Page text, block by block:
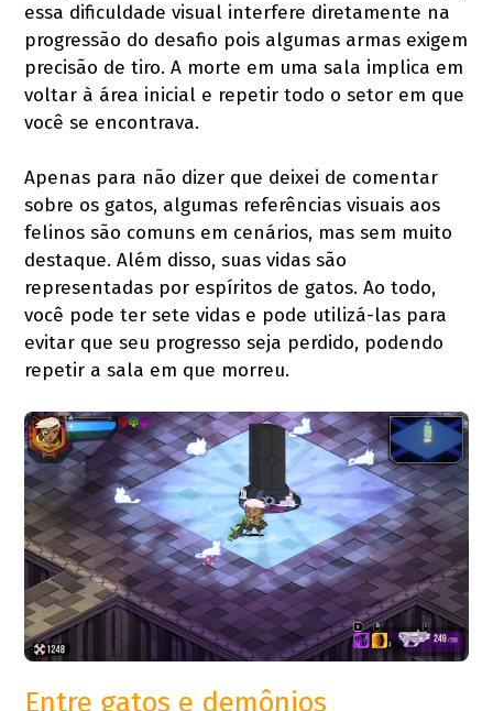
essa dificuldade visual interfere diretamente na
progressão do desafio pois algumas armas exigem
precisão de tiro. A morte em uma sala implica em
voltar à área inicial e repetir todo o setor em que
você se encontrava.
Apenas para não dizer que deixei de comentar
sobre os gatos, algumas referências visuais aos
felinos são comuns em cenários, mas sem muito
destaque. Além disso, suas vidas são
representadas por espíritos de gatos. Ao todo,
você pode ter sete vidas e pode utilizá-las para
evitar que seu progresso seja perdido, podendo
repetir a sala em que morreu.
Entre gatos e demônios